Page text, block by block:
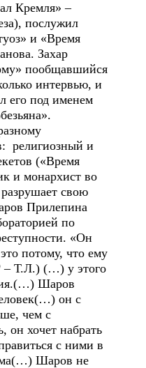
Кремля» –
послужил
и «Время
Захар
пообщавшийся
интервью, и
его под именем
религиозный и
(«Время
и монархист во
свою
Прилепина
по
«Он
потому, что ему
– Т.Л.) (…) у этого
Шаров
он с
чем с
он хочет набрать
с ними в
Шаров не